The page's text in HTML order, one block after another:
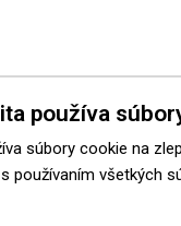
v
na
používa
súbory cookie na
používaním všetkých